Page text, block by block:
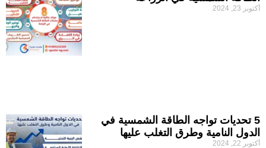
أكتوبر 23, 2024
5 تحديات تواجه الطاقة الشمسية في
الدول النامية وطرق التغلب عليها
أكتوبر 22, 2024